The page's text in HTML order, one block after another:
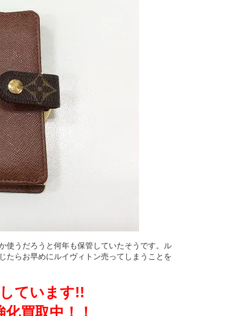
使うだろうと何年も保管していたそうです。ル
たらお早めにルイヴィトン売ってしまうことを
ています!!
買取中！！